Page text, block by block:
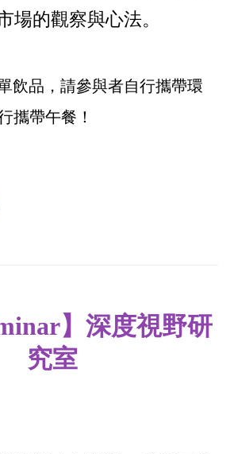
場的觀察與心法。
飲品，請參與者自行攜帶環
攜帶午餐！
】深度視野研
究室